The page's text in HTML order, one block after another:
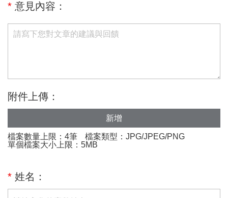
* 意見內容：
附件上傳：
新增
檔案數量上限：4筆
檔案類型：JPG/JPEG/PNG
單個檔案大小上限：5MB
* 姓名：